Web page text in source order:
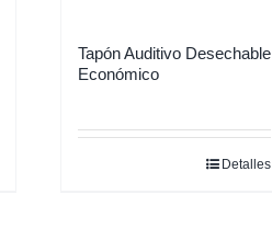
Tapón Auditivo Desechable
Económico
Detalles